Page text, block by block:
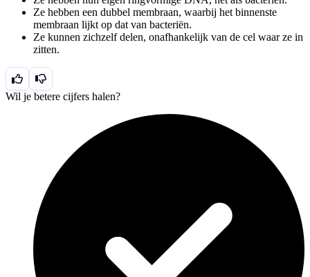
Ze hebben een dubbel membraan, waarbij het binnenste
membraan lijkt op dat van bacteriën.
Ze kunnen zichzelf delen, onafhankelijk van de cel waar ze in
zitten.
Wil je betere cijfers halen?